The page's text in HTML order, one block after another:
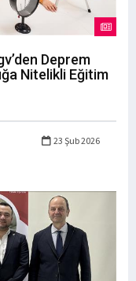
Deprem
Nitelikli Eğitim
23 Şub 2026